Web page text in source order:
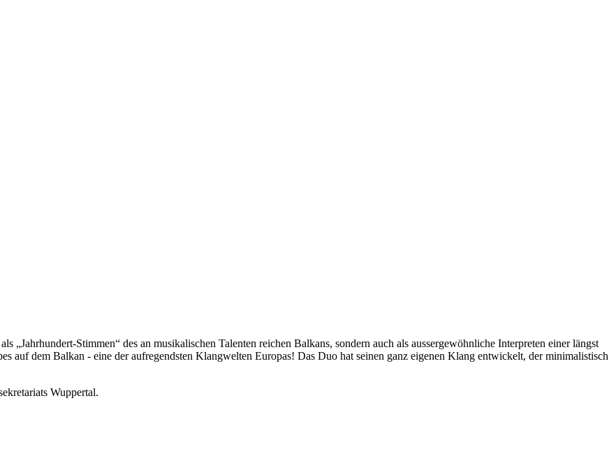
Stimmen“ des an musikalischen Talenten reichen Balkans, sondern auch als aussergewöhnliche Interpreten einer längst
auf dem Balkan - eine der aufregendsten Klangwelten Europas! Das Duo hat seinen ganz eigenen Klang entwickelt, der minimalistisch
Wuppertal.